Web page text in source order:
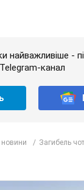
імперія: